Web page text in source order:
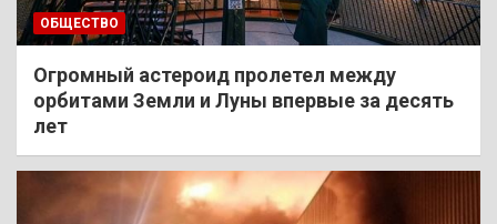
ОБЩЕСТВО
Огромный астероид пролетел между
орбитами Земли и Луны впервые за десять
лет